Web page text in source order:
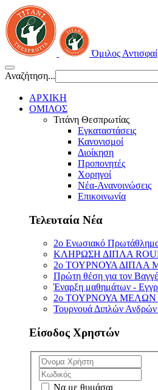
Όμιλος
Αναζήτηση...
ΑΡΧΙΚΗ
ΟΜΙΛΟΣ
Τιτάνη Θεσπρωτίας
Εγκαταστάσεις
Κανονισμοί
Διοίκηση
Προπονητές
Χορηγοί
Νέα-Ανανοινώσεις
Επικοινωνία
Τελευταία Νέα
2ο Ενωσιακό
ΚΛΗΡΩΣΗ ΔΙΠΛΑ
2ο ΤΟΥΡΝΟΥΑ ΔΙΠΛΑ
Πρώτη θέση για τον
Έναρξη μαθημάτων -
2ο ΤΟΥΡΝΟΥΑ ΜΕΛΩΝ
Τουρνουά Διπλών
Είσοδος Χρηστών
Να με θυμάσαι